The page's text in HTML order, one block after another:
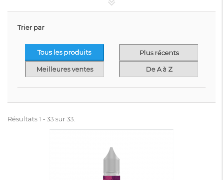
Trier par
Tous les produits Plus récents
Meilleures ventes De A à Z
Résultats 1 - 33 sur 33.